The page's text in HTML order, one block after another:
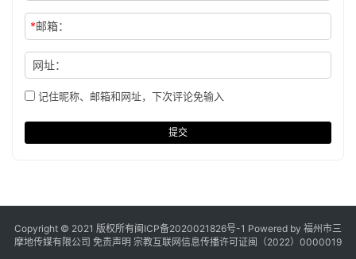
*邮箱：
网址：
记住昵称、邮箱和网址，下次评论免输入
提交
Copyright © 2021 版权所有闽ICP备2020021826号-1 Powered by 福州市三
摩地传媒有限公司 免责声明 宗教互联网信息传播许可证闽（2022）0000019